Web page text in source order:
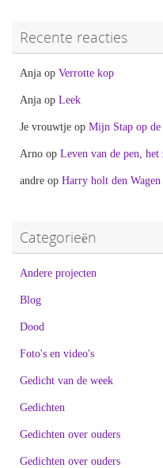
Recente reacties
Anja op Verrotte kop
Anja op Leek
Je vrouwtje op Mijn Stap op de
Arno op Leven van de pen,
andre op Harry holt den
Categorieën
Andere projecten
Blog
Dood
Foto's en video's
Gedicht van de week
Gedichten
Gedichten over ouders
Gedichten over ouders